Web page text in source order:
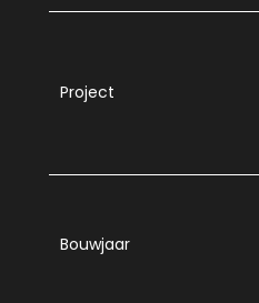
Project
Bouwjaar